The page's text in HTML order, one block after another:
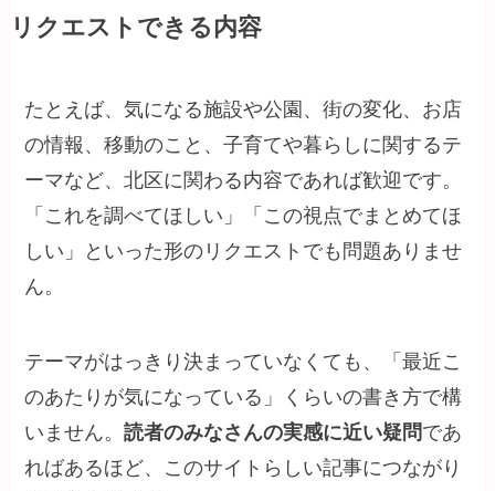
リクエストできる内容
たとえば、気になる施設や公園、街の変化、お店
の情報、移動のこと、子育てや暮らしに関するテ
ーマなど、北区に関わる内容であれば歓迎です。
「これを調べてほしい」「この視点でまとめてほ
しい」といった形のリクエストでも問題ありませ
ん。
テーマがはっきり決まっていなくても、「最近こ
のあたりが気になっている」くらいの書き方で構
いません。読者のみなさんの実感に近い疑問であ
ればあるほど、このサイトらしい記事につながり